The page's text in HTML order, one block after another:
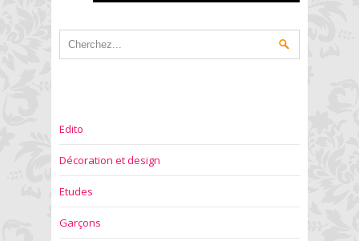
Edito
Décoration et design
Etudes
Garçons